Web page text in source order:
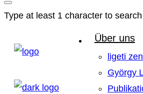
Type at least 1 character to search
Über uns
ligeti
György